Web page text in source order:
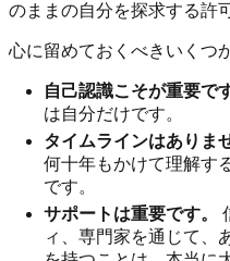
のままの自分を探求する許
心に留めておくべきいくつ
自己認識こそが重要で
は自分だけです。
タイムラインはありま
何十年もかけて理解す
です。
サポートは重要です。
ィ、専門家を通じて、